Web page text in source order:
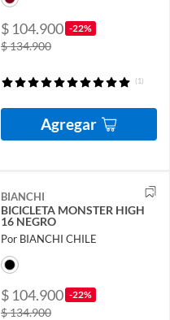
$ 104.900 -22%
$ 134.900
(1)
Agregar
BIANCHI
BICICLETA MONSTER HIGH
16 NEGRO
Por BIANCHI CHILE
$ 104.900 -22%
$ 134.900